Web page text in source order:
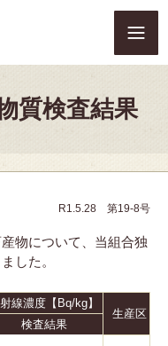
質検査結果
R1.5.28 第19-8号
物について、当組合独
した。
線濃度【Bq/kg】
生産区
検査結果